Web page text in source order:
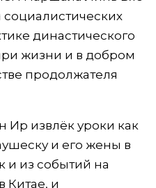
династического
жизни и в добром
продолжателя
Ир извлёк уроки как
и его жены в
и из событий на
Китае, и